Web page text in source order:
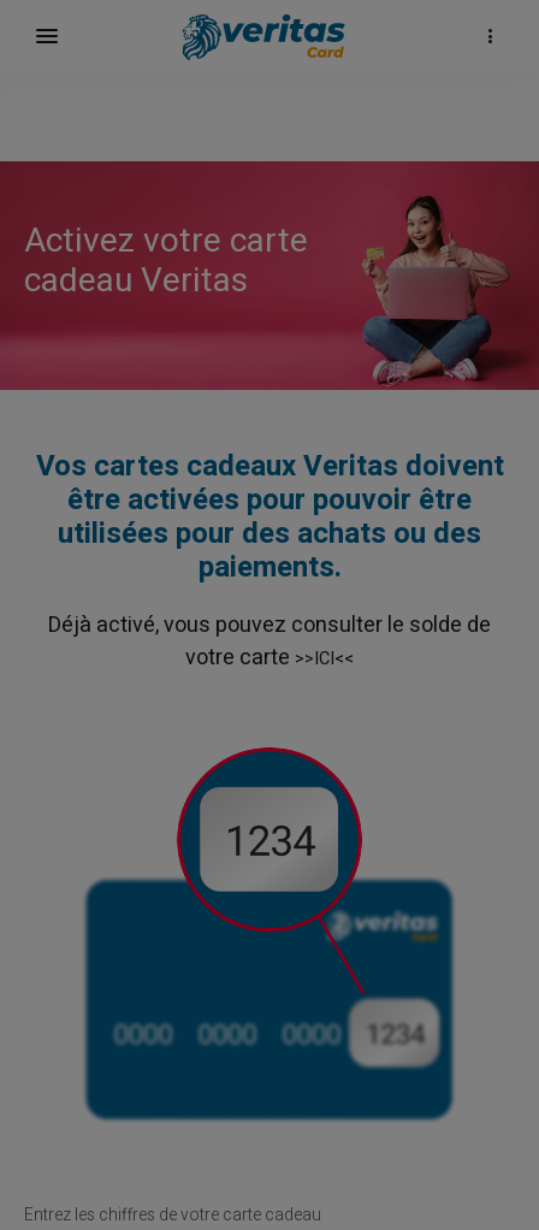
Activez votre carte
cadeau Veritas
Vos cartes cadeaux Veritas doivent
être activées pour pouvoir être
utilisées pour des achats ou des
paiements.
Déjà activé, vous pouvez consulter le solde de
votre carte >>ICI<<
Entrez les chiffres de votre carte cadeau